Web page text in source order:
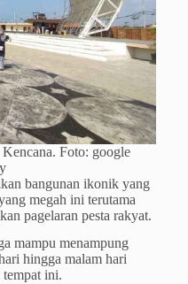
Foto: google
bangunan ikonik yang
megah ini terutama
pagelaran pesta rakyat.
mampu menampung
hingga malam hari
ini.